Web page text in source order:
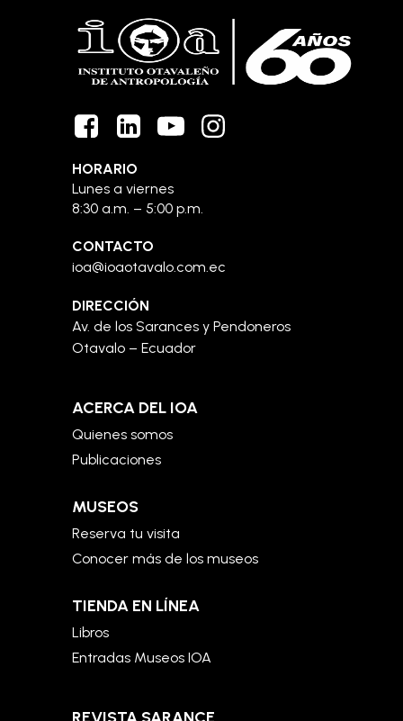
HORARIO
Lunes a viernes
8:30 a.m. – 5:00 p.m.
CONTACTO
ioa@ioaotavalo.com.ec
DIRECCIÓN
Av. de los Sarances y Pendoneros
Otavalo – Ecuador
ACERCA DEL IOA
Quienes somos
Publicaciones
MUSEOS
Reserva tu visita
Conocer más de los museos
TIENDA EN LÍNEA
Libros
Entradas Museos IOA